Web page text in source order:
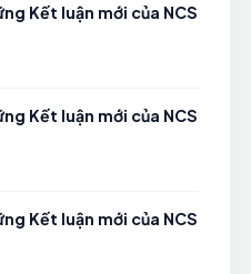
Kết luận mới của NCS
Kết luận mới của NCS
Kết luận mới của NCS